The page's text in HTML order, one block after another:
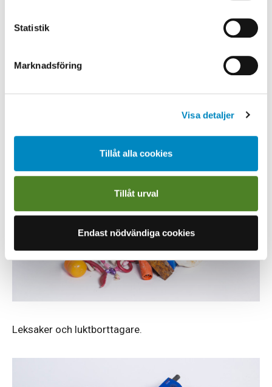
Statistik
Marknadsföring
Visa detaljer
Tillåt alla cookies
Tillåt urval
Endast nödvändiga cookies
Rakhyvlar, febertermometrar och golfbollar.
Leksaker och luktborttagare.